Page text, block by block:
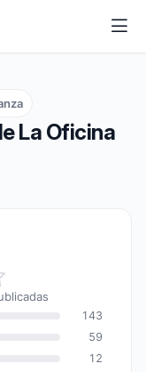
La Oficina
global: 8,9
143
59
12